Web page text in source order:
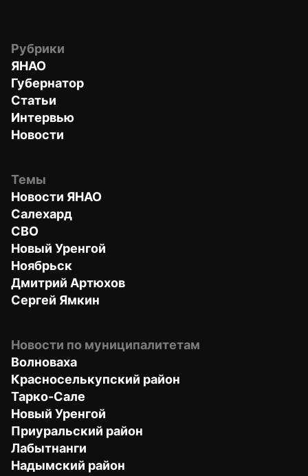
Рубрики
ЯНАО
Губернатор
Статьи
Интервью
Новости
Темы
Новости ЯНАО
Салехард
СВО
Новый Уренгой
Ноябрьск
Дмитрий Артюхов
Сергей Ямкин
Новости по муниципалитетам
Волноваха
Красноселькупский район
Тарко-Сале
Новый Уренгой
Приуральский район
Лабытнанги
Надымский район